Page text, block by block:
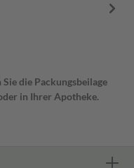
die Packungsbeilage
in Ihrer Apotheke.